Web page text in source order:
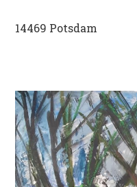
14469 Potsdam